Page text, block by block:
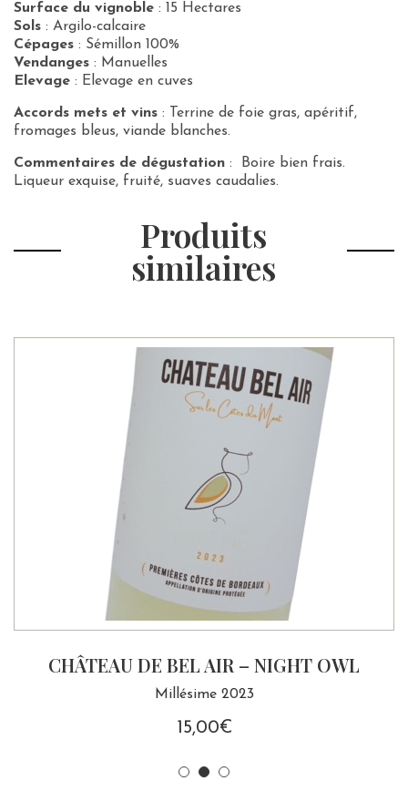
Surface du vignoble : 15 Hectares
Sols : Argilo-calcaire
Cépages : Sémillon 100%
Vendanges : Manuelles
Elevage : Elevage en cuves
Accords mets et vins : Terrine de foie gras, apéritif,
fromages bleus, viande blanches.
Commentaires de dégustation : Boire bien frais.
Liqueur exquise, fruité, suaves caudalies.
Produits
similaires
CHÂTEAU DE BEL AIR – NIGHT OWL
Millésime 2023
15,00€